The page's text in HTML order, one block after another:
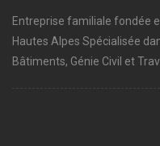
Entreprise familiale fondée
Hautes Alpes Spécialisée
Bâtiments, Génie Civil et